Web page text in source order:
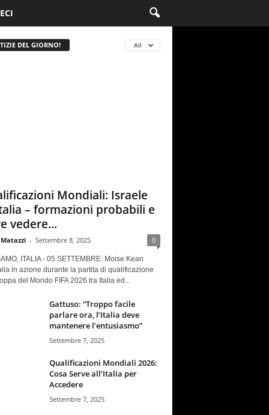
DEL GIORNO! All
Mondiali: Israele
– formazioni probabili e
vedere...
- Settembre 8, 2025 0
ITALIA - 05 SETTEMBRE: Moise Kean
in azione durante la partita di qualificazione
del Mondo FIFA 2026 tra Italia ed...
Gattuso: “Troppo facile
parlare ora, l’Italia deve
mantenere l’entusiasmo”
Settembre 7, 2025
Qualificazioni Mondiali 2026:
Cosa Serve all’Italia per
Accedere
Settembre 7, 2025